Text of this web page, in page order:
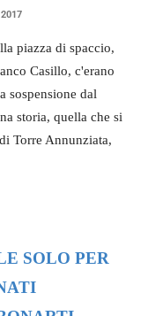
piazza di spaccio,
Casillo, c'erano
sospensione dal
storia, quella che si
Torre Annunziata,
SOLO PER